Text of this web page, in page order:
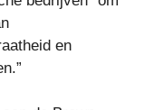
en